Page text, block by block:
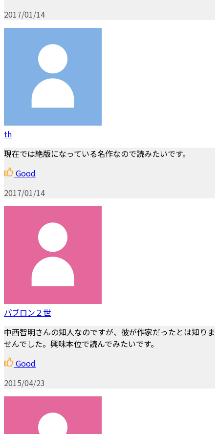
2017/01/14
th
現在では絶版になっている名作なので読みたいです。
Good
2017/01/14
パブロン２世
中西智明さんの知人なのですが、彼が作家だったとは知りま
せんでした。興味本位で読んでみたいです。
Good
2015/04/23